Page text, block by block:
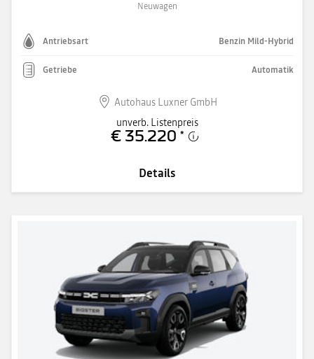
Neuwagen
Antriebsart Benzin Mild-Hybrid
Getriebe Automatik
Autohaus Luxner GmbH
unverb. Listenpreis
€ 35.220 *
Details